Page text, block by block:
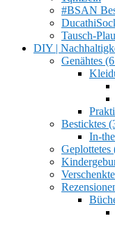
#BSAN
Tausch-
DIY |
Genähtes
Besticktes
In-
Geplottetes